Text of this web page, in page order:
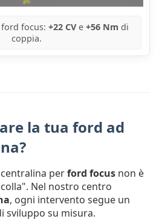
ford focus:+22 CVe+56 Nm di
coppia.
la tua ford ad
perford focus non è
Nel nostro centro
, ogni intervento segue un
sviluppo su misura.